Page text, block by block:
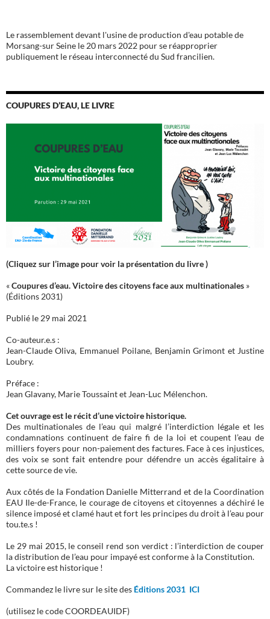
Le rassemblement devant l'usine de production d'eau potable de
Morsang-sur Seine le 20 mars 2022 pour se réapproprier
publiquement le réseau interconnecté du Sud francilien.
COUPURES D’EAU, LE LIVRE
(Cliquez sur l’image pour voir la présentation du livre )
«Coupures d’eau. Victoire des citoyens face aux multinationales »
(Éditions 2031)
Publié le 29 mai 2021
Co-auteur.e.s :
Jean-Claude Oliva, Emmanuel Poilane, Benjamin Grimont et Justine
Loubry.
Préface :
Jean Glavany, Marie Toussaint et Jean-Luc Mélenchon.
Cet ouvrage est le récit d’une victoire historique.
Des multinationales de l’eau qui malgré l’interdiction légale et les
condamnations continuent de faire fi de la loi et coupent l’eau de
milliers foyers pour non-paiement des factures. Face à ces injustices,
des voix se sont fait entendre pour défendre un accès égalitaire à
cette source de vie.
Aux côtés de la Fondation Danielle Mitterrand et de la Coordination
EAU Ile-de-France, le courage de citoyens et citoyennes a déchiré le
silence imposé et clamé haut et fort les principes du droit à l’eau pour
tou.te.s !
Le 29 mai 2015, le conseil rend son verdict : l’interdiction de couper
la distribution de l’eau pour impayé est conforme à la Constitution.
La victoire est historique !
Commandez le livre sur le site des Éditions 2031 ICI
(utilisez le code COORDEAUIDF)